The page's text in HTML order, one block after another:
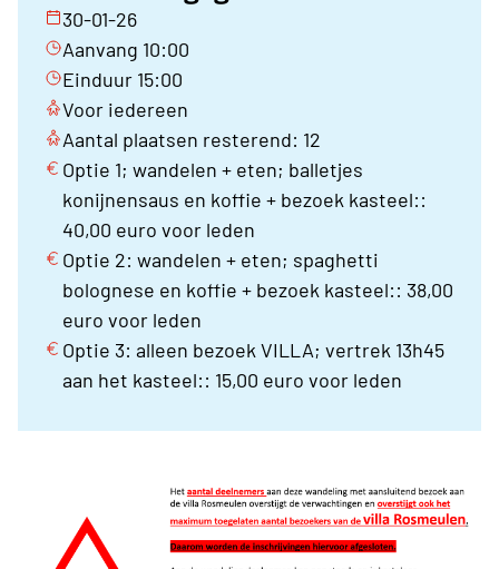
30-01-26
Aanvang 10:00
Einduur 15:00
Voor iedereen
Aantal plaatsen resterend: 12
Optie 1; wandelen + eten; balletjes
konijnensaus en koffie + bezoek kasteel::
40,00 euro voor leden
Optie 2: wandelen + eten; spaghetti
bolognese en koffie + bezoek kasteel:: 38,00
euro voor leden
Optie 3: alleen bezoek VILLA; vertrek 13h45
aan het kasteel:: 15,00 euro voor leden